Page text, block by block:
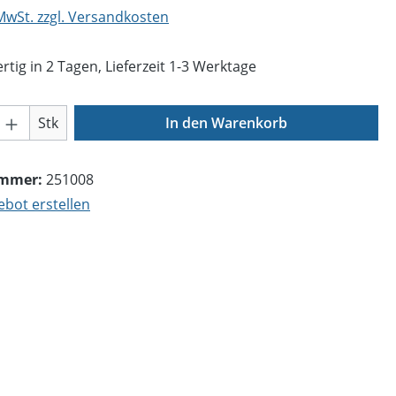
zzgl. Versandkosten
in 2 Tagen, Lieferzeit 1-3 Werktage
Anzahl: Gib den gewünschten Wert
Stk In den Warenkorb
251008
erstellen